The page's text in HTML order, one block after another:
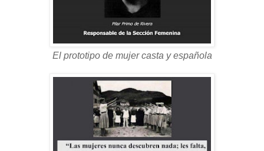
El prototipo de mujer casta y española